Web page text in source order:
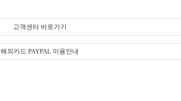
고객센터 바로가기
해외카드 PAYPAL 이용안내